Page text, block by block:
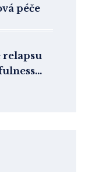
péče
relapsu